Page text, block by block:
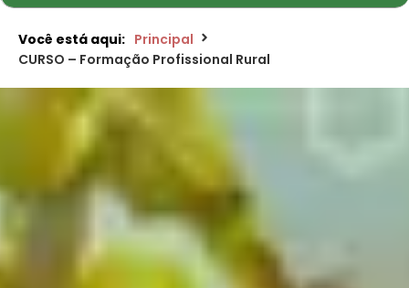
Você está aqui: Principal
CURSO – Formação Profissional Rural